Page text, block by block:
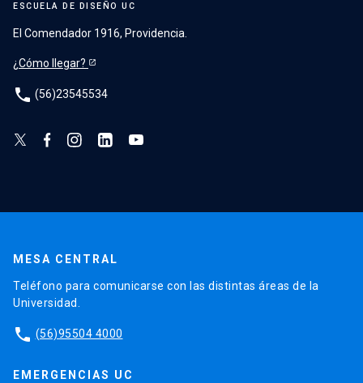
ESCUELA DE DISEÑO UC
El Comendador 1916, Providencia.
¿Cómo llegar?
phone (56)23545534
MESA CENTRAL
Teléfono para comunicarse con las distintas áreas de la
Universidad.
phone (56)95504 4000
EMERGENCIAS UC